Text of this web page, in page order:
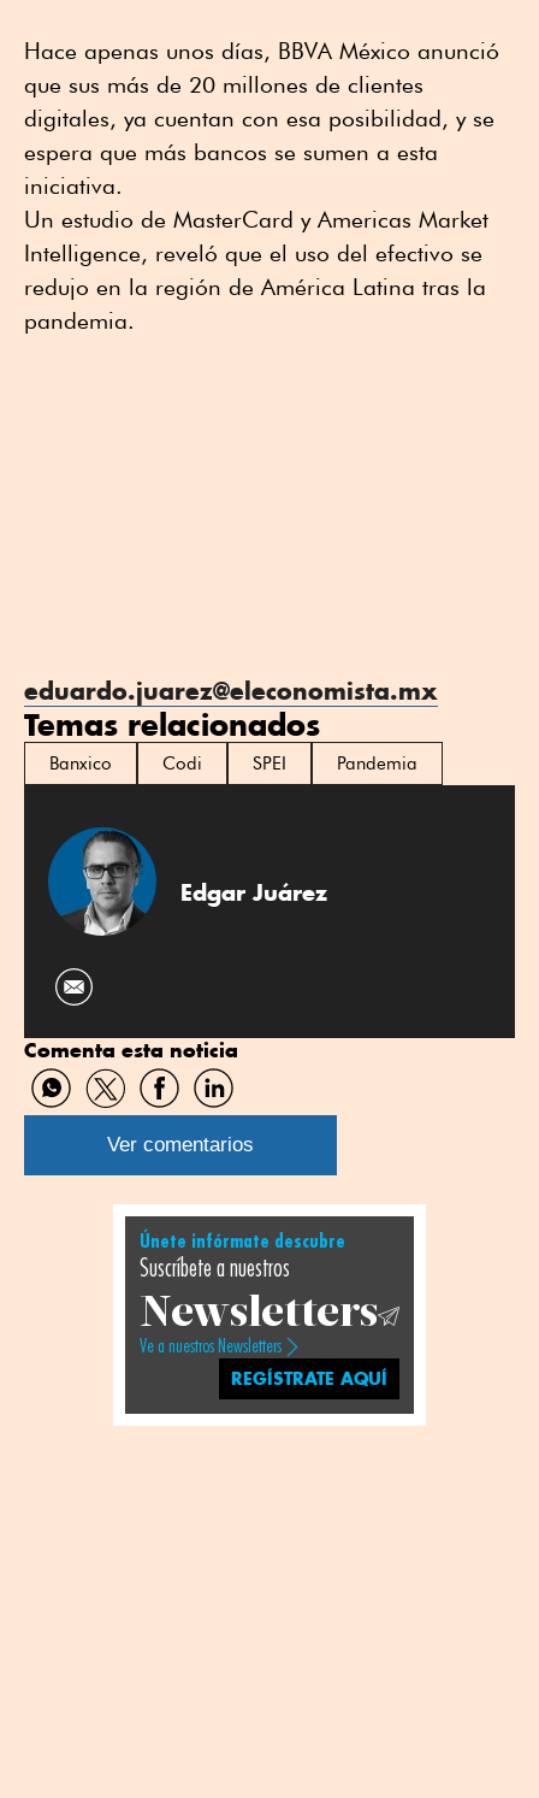
Hace apenas unos días, BBVA México anunció
que sus más de 20 millones de clientes
digitales, ya cuentan con esa posibilidad, y se
espera que más bancos se sumen a esta
iniciativa.
Un estudio de MasterCard y Americas Market
Intelligence, reveló que el uso del efectivo se
redujo en la región de América Latina tras la
pandemia.
eduardo.juarez@eleconomista.mx
Temas relacionados
Banxico Codi SPEI Pandemia
Edgar Juárez
Comenta esta noticia
Compartir
por
WhatsApp
Compartir
por
Twitter
Compartir
por
Facebook
Compartir
por
Linkedin
Ver comentarios
Únete infórmate descubre
Suscríbete a nuestros
Newsletters
Ve a nuestros Newsletters
REGÍSTRATE AQUÍ